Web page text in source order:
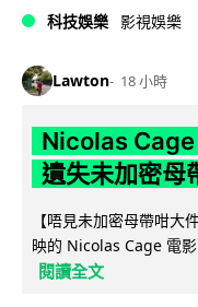
科技娛樂 影視娛樂
Lawton 18 小時
Nicolas
遺失未加密母
【唔見未加密母帶咁
映的 Nicolas Cage 電
閱讀全文